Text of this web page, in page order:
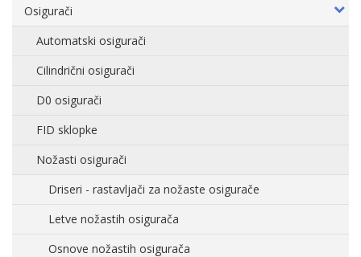
Osigurači
Automatski osigurači
Cilindrični osigurači
D0 osigurači
FID sklopke
Nožasti osigurači
Driseri - rastavljači za nožaste osigurače
Letve nožastih osigurača
Osnove nožastih osigurača